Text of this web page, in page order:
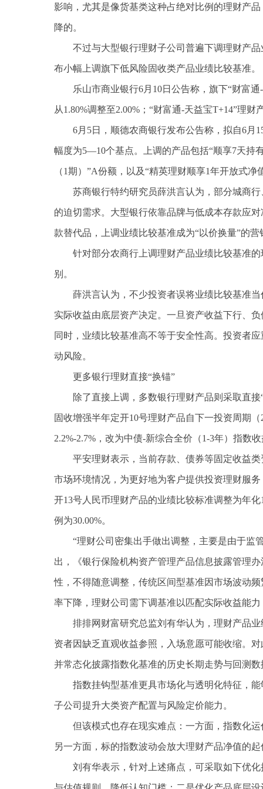
影响，尤其是像货基类这种占绝对比例的理财产
降的。
不过与大型银行理财子公司普遍下调理财产
布小幅上调旗下低风险固收类产品业绩比较基准。
乐山市商业银行6月10日公告称，旗下“财富
从1.80%调整至2.00%；“财富通-天益宝T+14”理
6月5日，顺德农商银行发布公告称，拟自6月
幅度为5—10个基点。上调的产品包括“顺享7天持
（1期）”A份额，以及“精英理财顺享1年开放式净
苏商银行特约研究员薛洪言认为，部分城商
的迫切需求。大型银行依靠品牌与低成本存款应
款替代品，上调业绩比较基准成为“以价换量”的
针对部分农商行上调理财产品业绩比较基准
别。
薛洪言认为，不少投资者误将业绩比较基准
实际收益由底层资产决定。一旦资产收益下行、
同时，业绩比较基准高不等于安全性高。投资者
动风险。
更多银行理财直接“换锚”
除了直接上调，多数银行理财产品则采取直
固收增强半年定开10号理财产品自下一投资周期
2.2%-2.7%，改为中债-新综合全价（1-3年）指数
平安理财表示，当前存款、债券等固定收益
市场环境情况，为更好地为客户提供投资理财服
开13号人民币理财产品的业绩比较标准调整为年
例为30.00%。
“理财公司密集出手做出调整，主要是由于监
出，《银行保险机构资产管理产品信息披露管理
性，不得随意调整，传统区间型基准因市场波动
率下降，理财公司需下调基准以匹配实际收益能
排排网财富研究总监刘有华认为，理财产品
资者因缺乏直观收益参照，入场意愿可能收缩。
并常态化披露指数化基准的历史长期走势与回测数
指数挂钩型基准更具市场化与透明化特征，
子公司提升大类资产配置与风险定价能力。
但该模式也存在现实难点：一方面，指数化
另一方面，标的指数波动会放大理财产品净值的起
刘有华表示，针对上述痛点，可采取如下优